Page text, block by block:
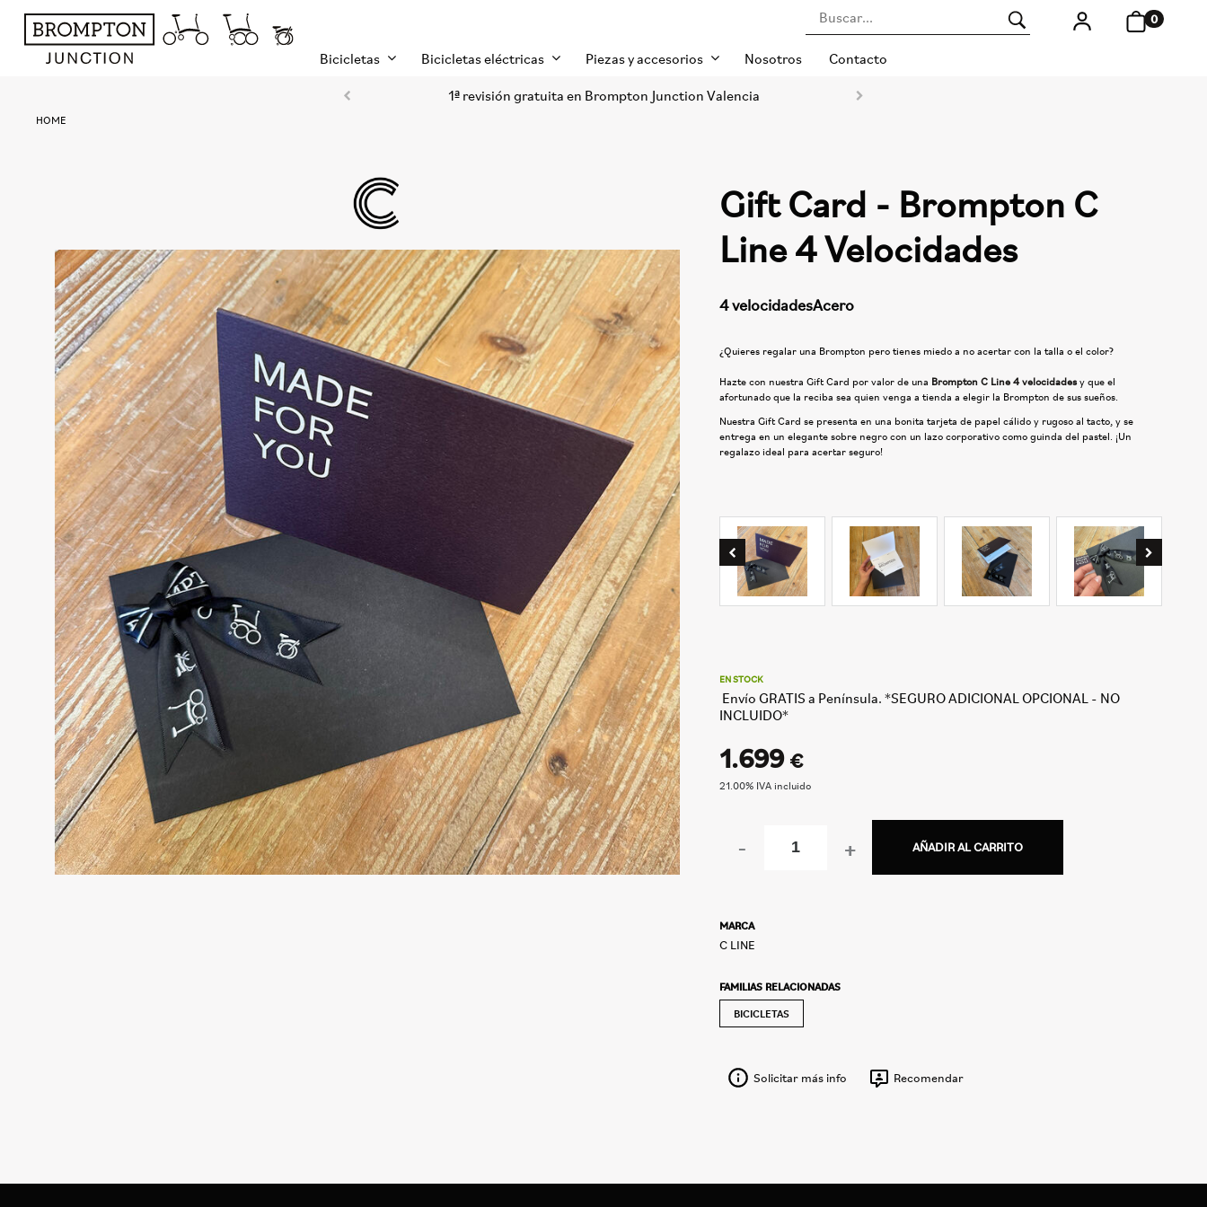
0
Bicicletas Bicicletas eléctricas Piezas y accesorios Nosotros Contacto
1ª revisión gratuita en Brompton Junction Valencia
HOME
Gift Card - Brompton C
Line 4 Velocidades
4 velocidadesAcero
¿Quieres regalar una Brompton pero tienes miedo a no acertar con la talla o el color?
Hazte con nuestra Gift Card por valor de una Brompton C Line 4 velocidadesy que el
afortunado que la reciba sea quien venga a tienda a elegir la Brompton de sus sueños.
Nuestra Gift Card se presenta en una bonita tarjeta de papel cálido y rugoso al tacto, y se
entrega en un elegante sobre negro con un lazo corporativo como guinda del pastel. ¡Un
regalazo ideal para acertar seguro!
EN STOCK
Envío GRATIS a Península. *SEGURO ADICIONAL OPCIONAL - NO
INCLUIDO*
1.699 €
21.00% IVA incluido
- + AÑADIR AL CARRITO
MARCA
C LINE
FAMILIAS RELACIONADAS
BICICLETAS
Solicitar más info Recomendar